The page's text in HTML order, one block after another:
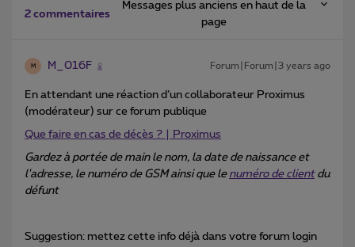
2 commentaires
Messages plus anciens en haut de la
page
M M_016F Forum|Forum|3 years ago
En attendant une réaction d’un collaborateur Proximus
(modérateur) sur ce forum publique
Que faire en cas de décès ? | Proximus
Gardez à portée de main le nom, la date de naissance et
l'adresse, le numéro de GSM ainsi que le numéro de clientdu
défunt
Suggestion: mettez cette info déjà dans votre forum login